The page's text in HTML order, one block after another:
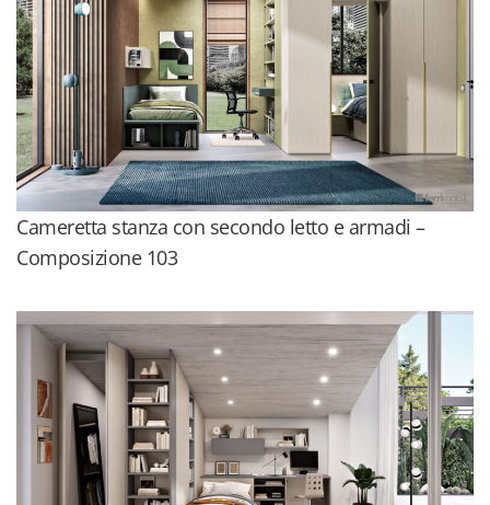
Cameretta stanza con secondo letto e armadi –
Composizione 103